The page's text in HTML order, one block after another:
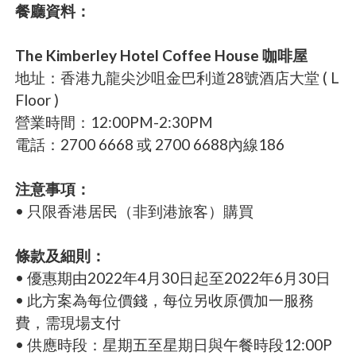
餐廳資料：
The Kimberley Hotel Coffee House 咖啡屋
地址：香港九龍尖沙咀金巴利道28號酒店大堂 ( L
Floor )
營業時間：12:00PM-2:30PM
電話：2700 6668 或 2700 6688內線186
注意事項：
• 只限香港居民（非到港旅客）購買
條款及細則：
• 優惠期由2022年4月30日起至2022年6月30日
​​• 此方案為每位價錢，每位另收原價加一服務
費，需現場支付
• 供應時段：星期五至星期日與午餐時段12:00P